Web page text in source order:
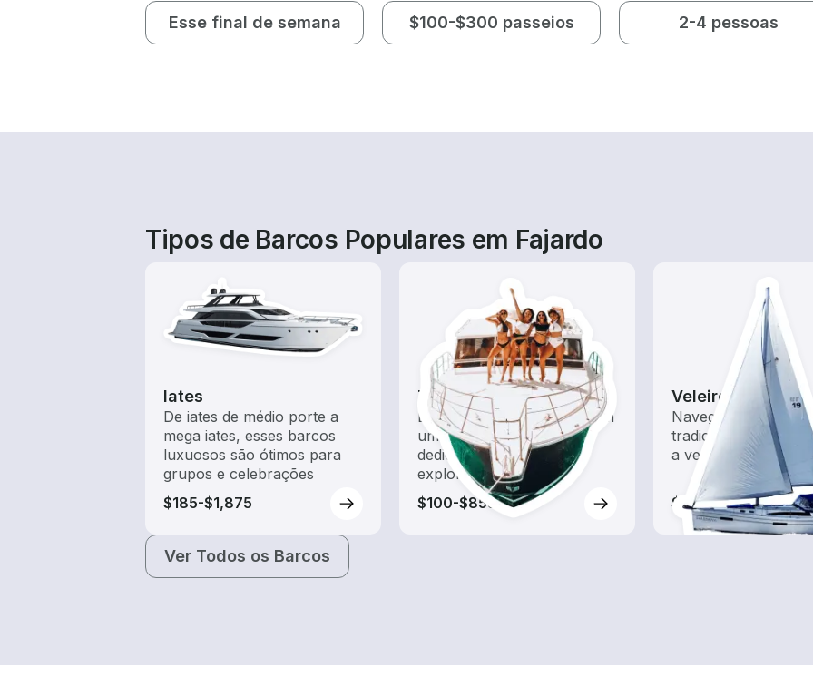
Esse final de semana $100-$300 passeios 2-4 pessoas
Tipos de Barcos Populares em Fajardo
Iates
De iates de médio porte a
mega iates, esses barcos
luxuosos são ótimos para
grupos e celebrações
$185-$1,875
Tours
Explore as águas locais com
um aluguel de barco
dedicado a passeios e
exploração
$100-$855
Veleiros
Navegue com estes
tradicionais barcos
a vento
$225-$2,510
Ver Todos os Barcos